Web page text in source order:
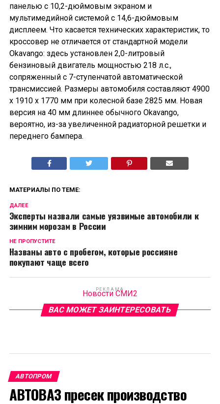
панелью с 10,2-дюймовым экраном и
мультимедийной системой с 14,6-дюймовым
дисплеем. Что касается технических характеристик, то
кроссовер не отличается от стандартной модели
Okavango: здесь установлен 2,0-литровый
бензиновый двигатель мощностью 218 л.с.,
сопряженный с 7-ступенчатой автоматической
трансмиссией. Размеры автомобиля составляют 4900
х 1910 х 1770 мм при колесной базе 2825 мм. Новая
версия на 40 мм длиннее обычного Okavango,
вероятно, из-за увеличенной радиаторной решетки и
переднего бампера.
МАТЕРИАЛЫ ПО ТЕМЕ:
ДАЛЕЕ
Эксперты назвали самые уязвимые автомобили к
зимним морозам в России
НЕ ПРОПУСТИТЕ
Названы авто с пробегом, которые россияне
покупают чаще всего
РЕКЛАМА
Новости СМИ2
ВАС МОЖЕТ ЗАИНТЕРЕСОВАТЬ
АВТОПРОМ
АВТОВАЗ пресек производство